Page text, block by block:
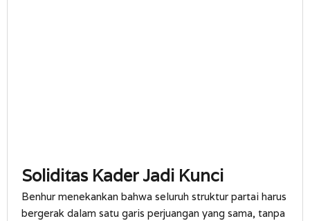
Soliditas Kader Jadi Kunci
Benhur menekankan bahwa seluruh struktur partai harus
bergerak dalam satu garis perjuangan yang sama, tanpa